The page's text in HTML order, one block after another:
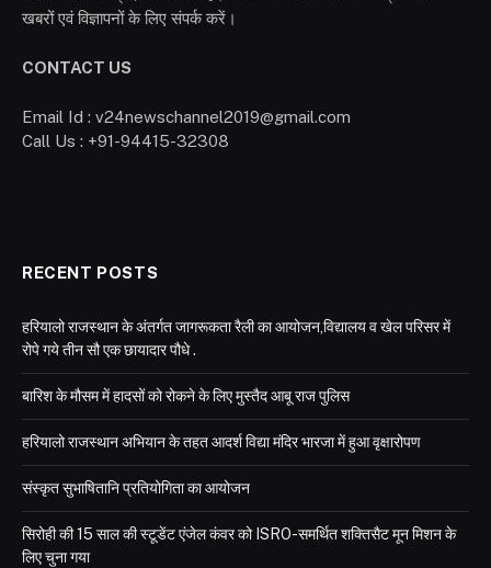
खबरों एवं विज्ञापनों के लिए संपर्क करें।
CONTACT US
Email Id : v24newschannel2019@gmail.com
Call Us : +91-94415-32308
RECENT POSTS
हरियालो राजस्थान के अंतर्गत जागरूकता रैली का आयोजन,विद्यालय व खेल परिसर में
रोपे गये तीन सौ एक छायादार पौधे .
बारिश के मौसम में हादसों को रोकने के लिए मुस्तैद आबू राज पुलिस
हरियालो राजस्थान अभियान के तहत आदर्श विद्या मंदिर भारजा में हुआ वृक्षारोपण
संस्कृत सुभाषितानि प्रतियोगिता का आयोजन
सिरोही की 15 साल की स्टूडेंट एंजेल कंवर को ISRO-समर्थित शक्तिसैट मून मिशन के
लिए चुना गया